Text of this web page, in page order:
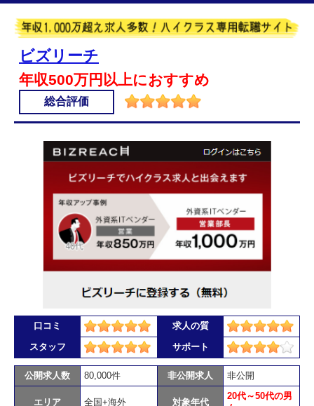
ビズリーチ
年収500万円以上におすすめ
総合評価
口コミ
求人の質
スタッフ
サポート
公開求人数 80,000件 非公開求人 非公開
エリア 全国+海外 対象年代
20代～50代の男